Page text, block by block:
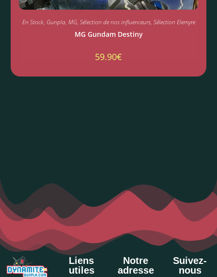
En Stock, Gunpla, MG, Sélection de nos influenceurs, Sélection Elemyre
MG Gundam Destiny
59.90€
Liens
utiles
Notre
adresse
Suivez-
nous